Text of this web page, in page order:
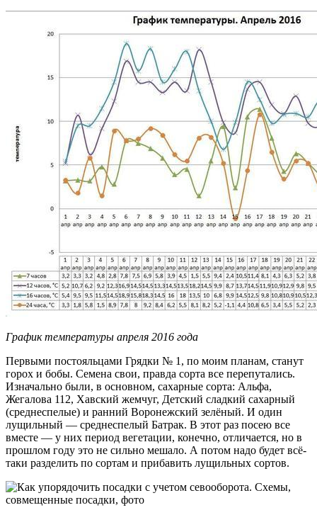
График температуры апреля 2016 года
Первыми постояльцами Грядки № 1, по моим планам, станут
горох и бобы. Семена свои, правда сорта все перепутались.
Изначально были, в основном, сахарные сорта: Альфа,
Жегалова 112, Хавский жемчуг, Детский сладкий сахарный
(среднеспелые) и ранний Воронежский зелёный. И один
лущильный — среднеспелый Батрак. В этот раз посею все
вместе — у них период вегетации, конечно, отличается, но в
прошлом году это не сильно мешало. А потом надо будет всё-
таки разделить по сортам и прибавить лущильных сортов.